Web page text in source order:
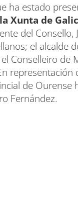
ha estado
Xunta de
del Consello,
el alcalde
Conselleiro de
representación
de Ourense
Fernández.